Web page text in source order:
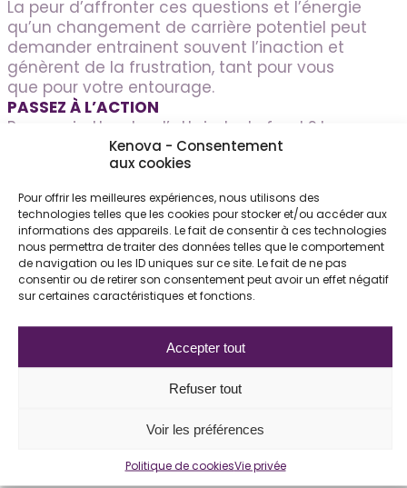
Kenova - Consentement
aux cookies
Pour offrir les meilleures expériences, nous utilisons des
technologies telles que les cookies pour stocker et/ou accéder aux
informations des appareils. Le fait de consentir à ces technologies
nous permettra de traiter des données telles que le comportement
de navigation ou les ID uniques sur ce site. Le fait de ne pas
consentir ou de retirer son consentement peut avoir un effet négatif
sur certaines caractéristiques et fonctions.
Accepter tout
Refuser tout
Voir les préférences
Politique de cookiesVie privée
La peur d’affronter ces questions et l’énergie
qu’un changement de carrière potentiel peut
demander entrainent souvent l’inaction et
génèrent de la frustration, tant pour vous
que pour votre entourage.
PASSEZ À L’ACTION
Pourquoi attendre d’atteindre le fond ? La
saison estivale est le parfait moment pour se
faire plaisir et s’offrir ce cadeau de choisir
d’être à la bonne place professionnellement
et d’avancer vers ce dont vous souhaitez
réellement : une vie à votre image, en accord
avec vos talents et vos besoins uniques.
Alors, ce dernier mois d’été…Que comptez-
vous faire ?
Toute l’équipe de Kenova vous souhaite un
beau temps de repos pour vous prioriser ! ✨